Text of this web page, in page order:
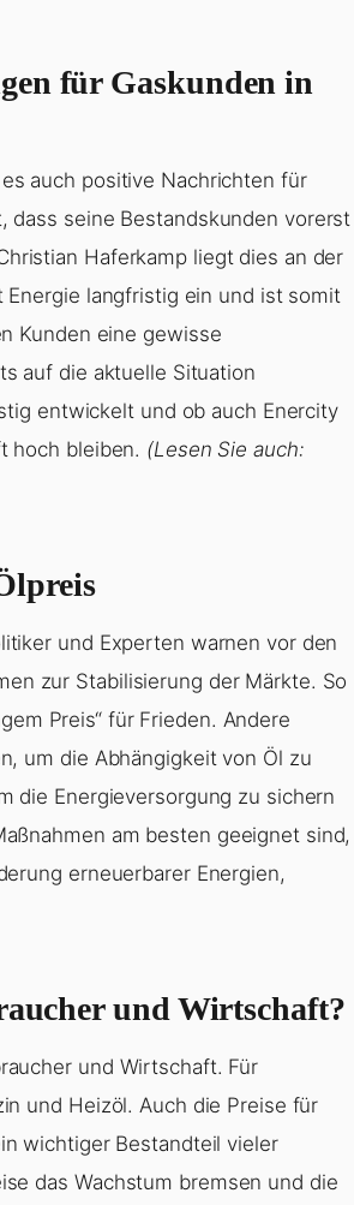
für Gaskunden in
auch positive Nachrichten für
dass seine Bestandskunden vorerst
Haferkamp liegt dies an der
langfristig ein und ist somit
Kunden eine gewisse
auf die aktuelle Situation
entwickelt und ob auch Enercity
hoch bleiben. (Lesen Sie auch:
und Experten warnen vor den
zur Stabilisierung der Märkte. So
Preis“ für Frieden. Andere
um die Abhängigkeit von Öl zu
die Energieversorgung zu sichern
am besten geeignet sind,
erneuerbarer Energien,
und Wirtschaft?
und Wirtschaft. Für
und Heizöl. Auch die Preise für
wichtiger Bestandteil vieler
das Wachstum bremsen und die